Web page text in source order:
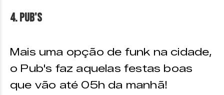
4. PUB'S
Mais uma opção de funk na cidade,
o Pub's faz aquelas festas boas
que vão até 05h da manhã!